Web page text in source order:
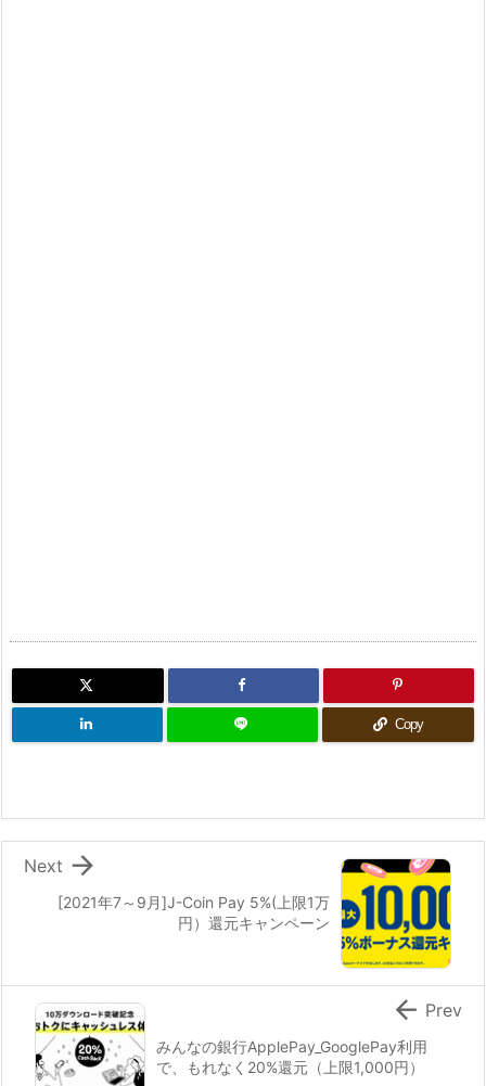
Copy
[2021年7～9月]J-Coin Pay 5%(上限1万
円）還元キャンペーン

Next
みんなの銀行ApplePay_GooglePay利用
で、もれなく20%還元（上限1,000円）
 Prev